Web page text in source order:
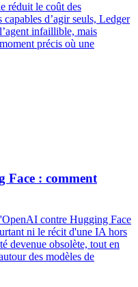
réduit le coût des
d’agir seuls, Ledger
infaillible, mais
précis où une
Face : comment
contre Hugging Face
ni le récit d'une IA hors
devenue obsolète, tout en
des modèles de